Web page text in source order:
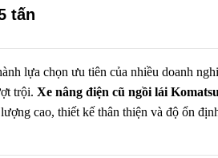
tấn
lựa chọn ưu tiên của nhiều doanh
trội.Xe nâng điện cũ ngồi lái
cao, thiết kế thân thiện và độ ổn